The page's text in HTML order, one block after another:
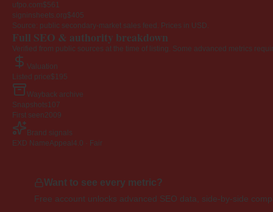
ufpo.com$561
signinsheets.org$405
Source: public secondary-market sales feed. Prices in USD.
Full SEO & authority breakdown
Verified from public sources at the time of listing. Some advanced metrics
Valuation
Listed price$195
Wayback archive
Snapshots 107
First seen2009
Brand signals
EXD NameAppeal 4.0 · Fair
Want to see every metric?
Free account unlocks advanced SEO data, side-by-side